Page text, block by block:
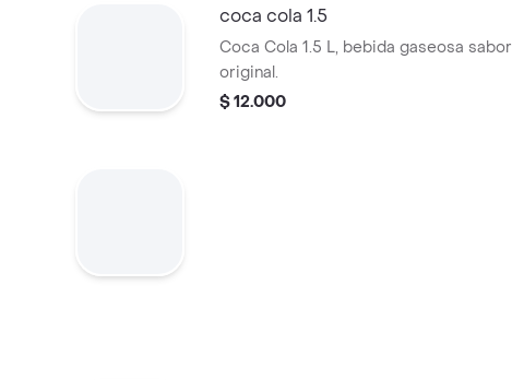
coca cola 1.5
Coca Cola 1.5 L, bebida gaseosa sabor
original.
$ 12.000